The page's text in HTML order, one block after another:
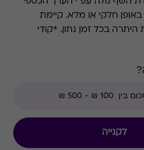
באופן חלקי או מלא. קיימת
אפשרות לבדוק את היתרה בכל זמן נתון. *קודי
לקנייה